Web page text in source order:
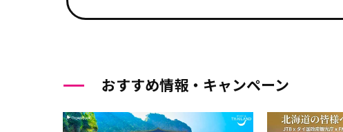
おすすめ情報・キャンペーン